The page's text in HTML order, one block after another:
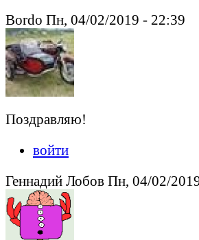
Bordo Пн, 04/02/2019 - 22:39
Поздравляю!
войти
Геннадий Лобов Пн, 04/02/